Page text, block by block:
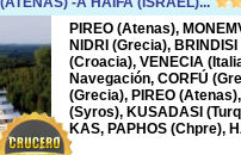
PIREO (Atenas),
NIDRI (Grecia),
(Croacia), VENECIA
Navegación, CORFÚ
(Grecia), PIREO
(Syros), KUSADASI
KAS, PAPHOS (Chpre),